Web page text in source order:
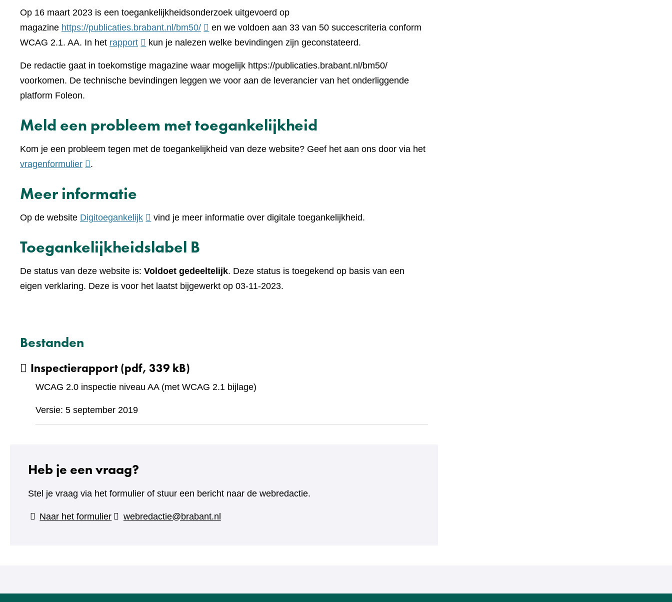
Op 16 maart 2023 is een toegankelijkheidsonderzoek uitgevoerd op
magazine https://publicaties.brabant.nl/bm50/(verwijst
naar
andere
en we voldoen aan 33 van 50 succescriteria conform
WCAG 2.1. AA. In het rapport(verwijst
een
andere
kun je nalezen welke bevindingen zijn geconstateerd.
De redactie gaat in toekomstige magazine waar mogelijk https://publicaties.brabant.nl/bm50/
voorkomen. De technische bevindingen leggen we voor aan de leverancier van het onderliggende
platform Foleon.
Meld een probleem met toegankelijkheid
Kom je een probleem tegen met de toegankelijkheid van deze website? Geef het aan ons door via het
vragenformulier(verwijst
een
website)
.
Meer informatie
Op de website Digitoegankelijk(verwijst
een
website)
vind je meer informatie over digitale toegankelijkheid.
Toegankelijkheidslabel B
De status van deze website is: Voldoet gedeeltelijk. Deze status is toegekend op basis van een
eigen verklaring. Deze is voor het laatst bijgewerkt op 03-11-2023.
Bestanden
Inspectierapport(pdf, 339 kB)
WCAG 2.0 inspectie niveau AA (met WCAG 2.1 bijlage)
Versie: 5 september 2019
Heb je een vraag?
Stel je vraag via het formulier of stuur een bericht naar de webredactie.
Naar het formulier(verwijst
webredactie@brabant.nl